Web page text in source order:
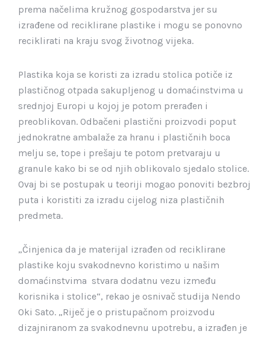
prema načelima kružnog gospodarstva jer su
izrađene od reciklirane plastike i mogu se ponovno
reciklirati na kraju svog životnog vijeka.
Plastika koja se koristi za izradu stolica potiče iz
plastičnog otpada sakupljenog u domaćinstvima u
srednjoj Europi u kojoj je potom prerađen i
preoblikovan. Odbačeni plastični proizvodi poput
jednokratne ambalaže za hranu i plastičnih boca
melju se, tope i prešaju te potom pretvaraju u
granule kako bi se od njih oblikovalo sjedalo stolice.
Ovaj bi se postupak u teoriji mogao ponoviti bezbroj
puta i koristiti za izradu cijelog niza plastičnih
predmeta.
„Činjenica da je materijal izrađen od reciklirane
plastike koju svakodnevno koristimo u našim
domaćinstvima stvara dodatnu vezu između
korisnika i stolice“, rekao je osnivač studija Nendo
Oki Sato. „Riječ je o pristupačnom proizvodu
dizajniranom za svakodnevnu upotrebu, a izrađen je